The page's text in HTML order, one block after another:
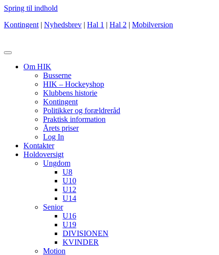
Spring til indhold
Kontingent | Nyhedsbrev | Hal 1 | Hal 2 | Mobilversion
Om HIK
Busserne
HIK – Hockeyshop
Klubbens historie
Kontingent
Politikker og forældreråd
Praktisk information
Årets priser
Log In
Kontakter
Holdoversigt
Ungdom
U8
U10
U12
U14
Senior
U16
U19
DIVISIONEN
KVINDER
Motion